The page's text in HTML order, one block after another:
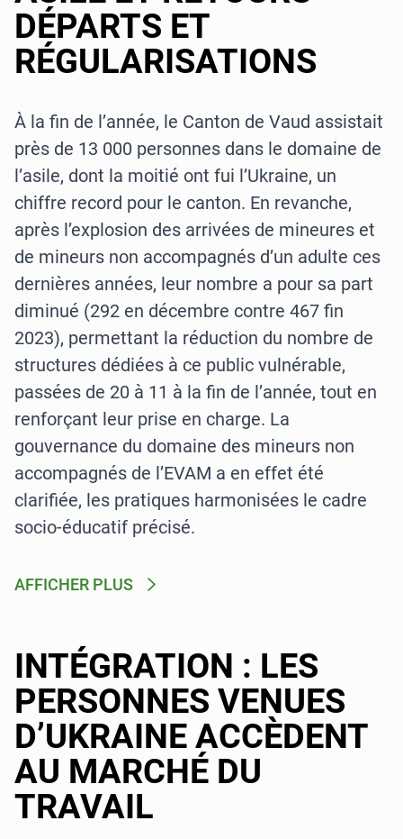
DÉPARTS ET
RÉGULARISATIONS
À la fin de l’année, le Canton de Vaud assistait
près de 13 000 personnes dans le domaine de
l’asile, dont la moitié ont fui l’Ukraine, un
chiffre record pour le canton. En revanche,
après l’explosion des arrivées de mineures et
de mineurs non accompagnés d’un adulte ces
dernières années, leur nombre a pour sa part
diminué (292 en décembre contre 467 fin
2023), permettant la réduction du nombre de
structures dédiées à ce public vulnérable,
passées de 20 à 11 à la fin de l’année, tout en
renforçant leur prise en charge. La
gouvernance du domaine des mineurs non
accompagnés de l’EVAM a en effet été
clarifiée, les pratiques harmonisées le cadre
socio-éducatif précisé.
AFFICHER PLUS
INTÉGRATION : LES
PERSONNES VENUES
D’UKRAINE ACCÈDENT
AU MARCHÉ DU
TRAVAIL